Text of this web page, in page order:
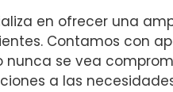
en ofrecer una
Contamos con
se vea
a las